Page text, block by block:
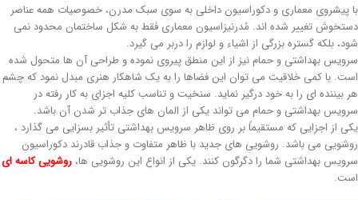
پیشروی معماری و دکوراسیون داخلی به سوی سبک مدرن، خصوصیات همه عناصر
تغییر شده اند. مُدرنیزاسیون معماری فقط به شکل ساختمان محدود نمی
بلکه گستره بزرگی از اشیاء و لوازم را دربر می گیرد.
بهداشتی و حمام نیز از این منطق پیروی نموده و طراحی آن ها متحول شده
با کمی خلاقیت می توان این فضاها را به یک شاهکار هنری مبدل نمود که چشم
بیننده ای را به خود درگیر نماید. سنخیت و تناسب کلیه اجزای به کار رفته در
بهداشتی و حمام می تواند یکی از المان های جذاب تر شدن آن باشد.
از اجزایی که مستقیماً بر روی ظاهر سرویس بهداشتی تأثیر بسزایی می گذارد ،
می باشد. روشویی های جدید با ظاهر متفاوت و جذاب قادرند دکوراسیون
بهداشتی شما را دگرگون کنند. یکی از انواع این روشویی ها، روشویی کاسه ای